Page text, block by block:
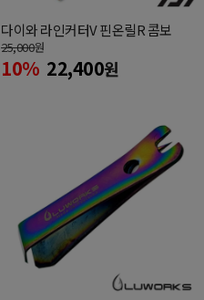
다이와 라인커터V 핀온릴R 콤보
25,000원
10% 22,400원